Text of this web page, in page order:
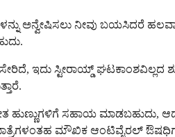
ನೀವು ಬಯಸಿದರೆ
ಇದು ಸ್ಟೀರಾಯ್ಡ್
ಸಹಾಯ ಮಾಡಬಹುದು,
ಮೌಖಿಕ ಆಂಟಿವೈರಲ್